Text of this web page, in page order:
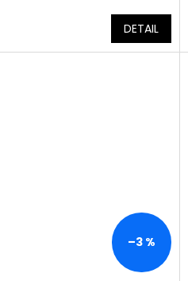
DETAIL
–3 %